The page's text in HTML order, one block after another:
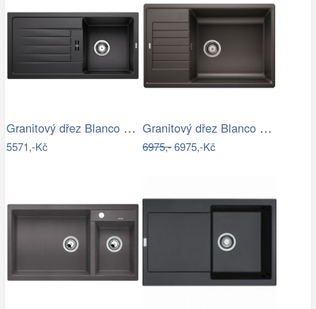
Granitový dřez Blanco FAVUM 45 S…
5571,-Kč
Granitový dřez Blanco ZIA XL 6 S…
6975,-6975,-Kč